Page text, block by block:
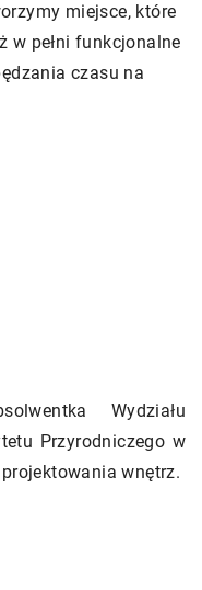
miejsce, które
w pełni funkcjonalne
czasu na
Wydziału
Przyrodniczego w
wnętrz.